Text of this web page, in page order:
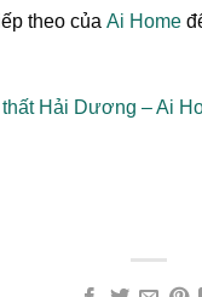
theo của Ai Home
thất Hải Dương – Ai